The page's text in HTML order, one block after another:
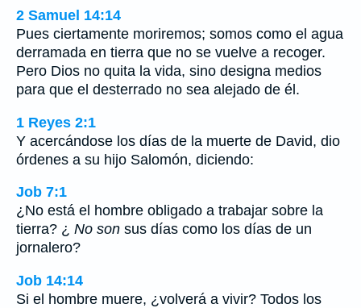
2 Samuel 14:14
Pues ciertamente moriremos; somos como el agua
derramada en tierra que no se vuelve a recoger.
Pero Dios no quita la vida, sino designa medios
para que el desterrado no sea alejado de él.
1 Reyes 2:1
Y acercándose los días de la muerte de David, dio
órdenes a su hijo Salomón, diciendo:
Job 7:1
¿No está el hombre obligado a trabajar sobre la
tierra? ¿ No son sus días como los días de un
jornalero?
Job 14:14
Si el hombre muere, ¿volverá a vivir? Todos los